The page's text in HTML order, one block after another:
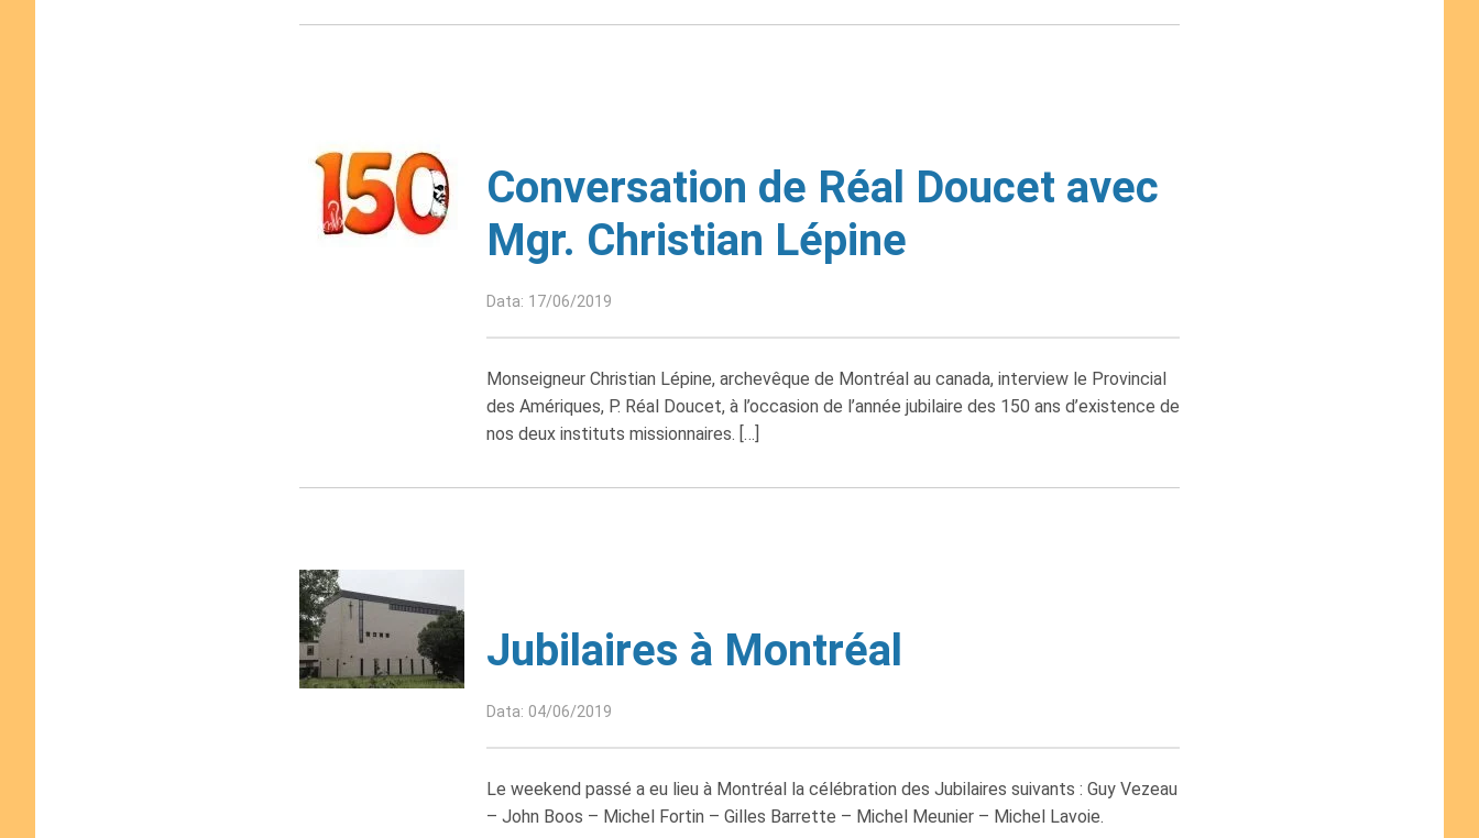
Conversation de Réal Doucet avec
Mgr. Christian Lépine
Data: 17/06/2019
Monseigneur Christian Lépine, archevêque de Montréal au canada, interview le Provincial
des Amériques, P. Réal Doucet, à l’occasion de l’année jubilaire des 150 ans d’existence de
nos deux instituts missionnaires. […]
Jubilaires à Montréal
Data: 04/06/2019
Le weekend passé a eu lieu à Montréal la célébration des Jubilaires suivants : Guy Vezeau
– John Boos – Michel Fortin – Gilles Barrette – Michel Meunier – Michel Lavoie.